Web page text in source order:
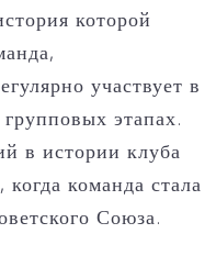
которой
участвует в
этапах.
в истории клуба
команда стала
Союза.